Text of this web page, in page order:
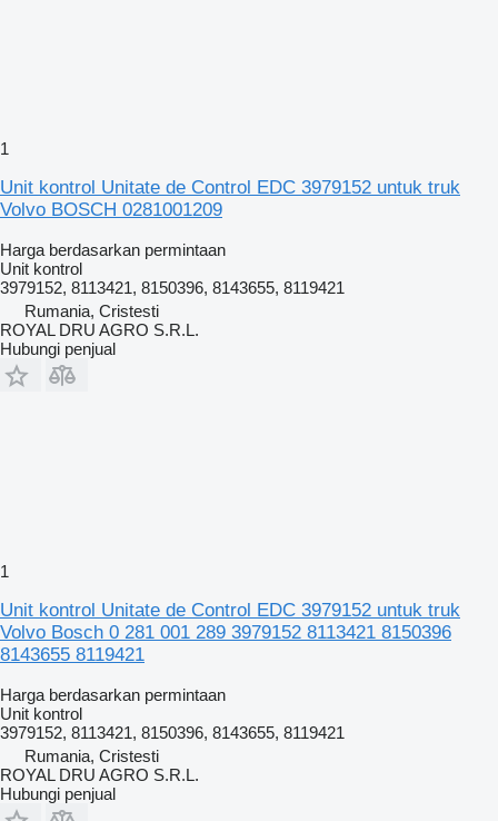
1
Unit kontrol Unitate de Control EDC 3979152 untuk truk
Volvo BOSCH 0281001209
Harga berdasarkan permintaan
Unit kontrol
3979152, 8113421, 8150396, 8143655, 8119421
Rumania, Cristesti
ROYAL DRU AGRO S.R.L.
Hubungi penjual
1
Unit kontrol Unitate de Control EDC 3979152 untuk truk
Volvo Bosch 0 281 001 289 3979152 8113421 8150396
8143655 8119421
Harga berdasarkan permintaan
Unit kontrol
3979152, 8113421, 8150396, 8143655, 8119421
Rumania, Cristesti
ROYAL DRU AGRO S.R.L.
Hubungi penjual